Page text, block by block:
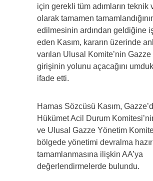
için gerekli tüm adımların teknik
olarak tamamen
edilmesinin ardından geldiğine
eden Kasım, kararın üzerinde
varılan Ulusal Komite’nin Gazze
girişinin yolunu açacağını
ifade etti.
Hamas Sözcüsü Kasım,
Hükümet Acil Durum
ve Ulusal Gazze Yönetim
bölgede yönetimi devralma
tamamlanmasına ilişkin AA’ya
değerlendirmelerde bulundu.